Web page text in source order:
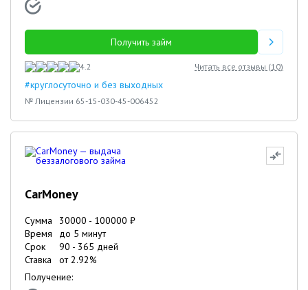
Получить займ
4.2 Читать все отзывы (10)
#круглосуточно и без выходных
№ Лицензии 65-15-030-45-006452
CarMoney
Сумма 30000 - 100000 ₽
Время
до 5 минут
Срок
90 - 365 дней
Ставка
от2.92%
Получение: